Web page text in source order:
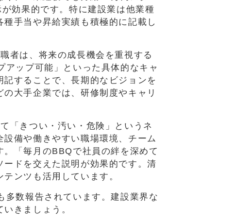
効果的です。特に建設業は他業種
手当や昇給実績も積極的に記載し
者は、将来の成長機会を重視する
ップ可能」といった具体的なキャ
することで、長期的なビジョンを
大手企業では、研修制度やキャリ
「きつい・汚い・危険」というネ
備や働きやすい職場環境、チーム
「毎月のBBQで社員の絆を深めて
ドを交えた説明が効果的です。清
ンツも活用しています。
多数報告されています。建設業界な
きましょう。